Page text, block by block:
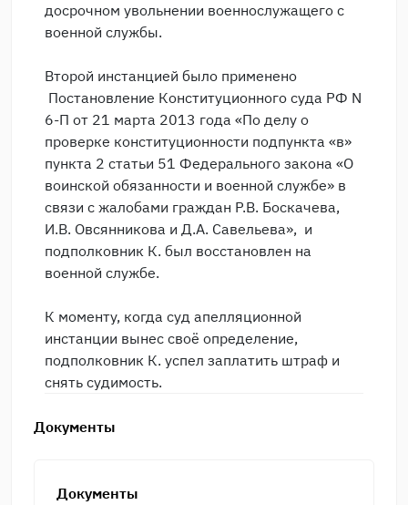
досрочном увольнении военнослужащего с
военной службы.
Второй инстанцией было применено
Постановление Конституционного суда РФ N
6-П от 21 марта 2013 года «По делу о
проверке конституционности подпункта «в»
пункта 2 статьи 51 Федерального закона «О
воинской обязанности и военной службе» в
связи с жалобами граждан Р.В. Боскачева,
И.В. Овсянникова и Д.А. Савельева», и
подполковник К. был восстановлен на
военной службе.
К моменту, когда суд апелляционной
инстанции вынес своё определение,
подполковник К. успел заплатить штраф и
снять судимость.
Документы
Документы